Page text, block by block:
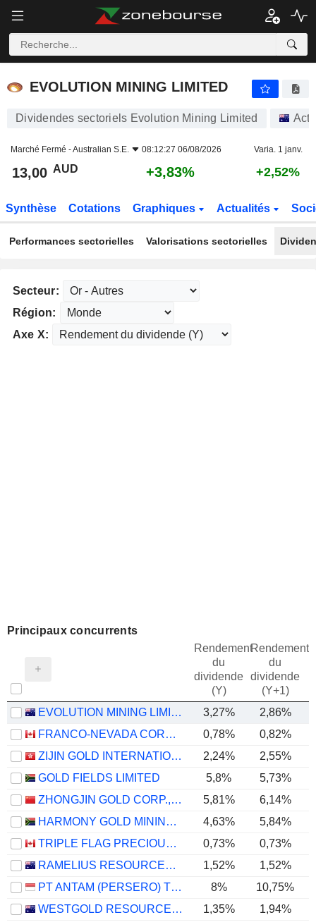
EVOLUTION MINING LIMITED
EVOLUTION MINING LIMITED
Dividendes sectoriels Evolution Mining Limited
Marché Fermé -Australian S.E. 08:12:27 06/08/2026 Varia. 1 janv.
13,00 AUD +3,83% +2,52%
Synthèse Cotations Graphiques Actualités
Performances sectorielles Valorisations sectorielles
Secteur:
Région:
Axe X:
Principaux concurrents
Rendement
du
dividende
(Y)
Rendement
du
dividende
(Y+1)
EVOLUTION MINING LIMITED 3,27% 2,86%
FRANCO-NEVADA CORPORATION
0,78% 0,82%
ZIJIN GOLD INTERNATIONAL COMPANY LIMITED
2,24% 2,55%
GOLD FIELDS LIMITED
5,8%
5,73%
ZHONGJIN GOLD CORP.,LTD
5,81% 6,14%
HARMONY GOLD MINING COMPANY LIMITED
4,63%
5,84%
TRIPLE FLAG PRECIOUS METALS CORP.
0,73%
0,73%
RAMELIUS RESOURCES LIMITED
1,52% 1,52%
PT ANTAM (PERSERO) TBK
8%
10,75%
WESTGOLD RESOURCES LIMITED
1,35% 1,94%